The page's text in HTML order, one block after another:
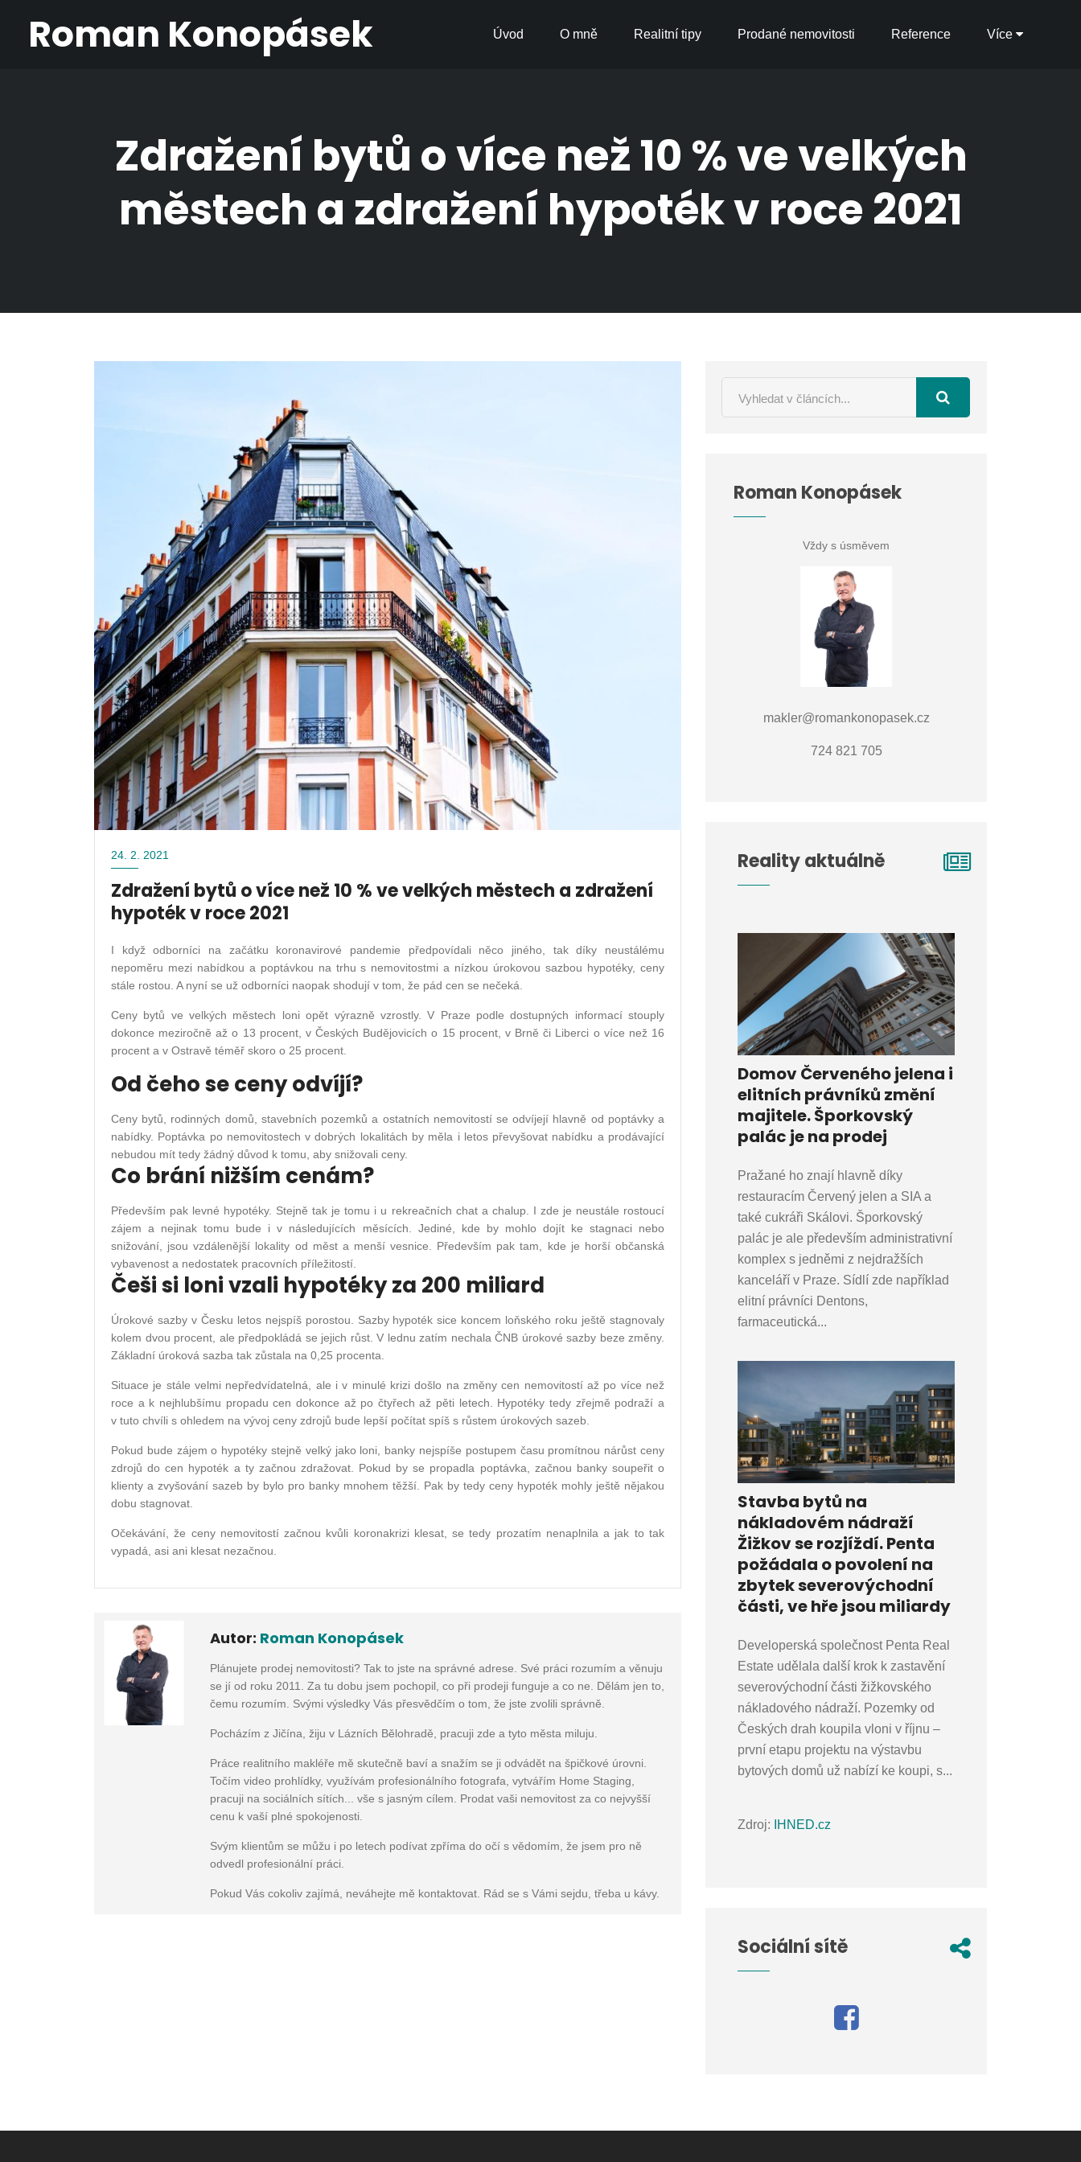
Roman Konopásek Úvod O mně Realitní tipy Prodané nemovitosti Reference Více
Zdražení bytů o více než 10 % ve velkých
městech a zdražení hypoték v roce 2021
24. 2. 2021
Zdražení bytů o více než 10 % ve velkých městech a zdražení
hypoték v roce 2021
I když odborníci na začátku koronavirové pandemie předpovídali něco jiného, tak díky neustálému
nepoměru mezi nabídkou a poptávkou na trhu s nemovitostmi a nízkou úrokovou sazbou hypotéky, ceny
stále rostou. A nyní se už odborníci naopak shodují v tom, že pád cen se nečeká.
Ceny bytů ve velkých městech loni opět výrazně vzrostly. V Praze podle dostupných informací stouply
dokonce meziročně až o 13 procent, v Českých Budějovicích o 15 procent, v Brně či Liberci o více než 16
procent a v Ostravě téměř skoro o 25 procent.
Od čeho se ceny odvíjí?
Ceny bytů, rodinných domů, stavebních pozemků a ostatních nemovitostí se odvíjejí hlavně od poptávky a
nabídky. Poptávka po nemovitostech v dobrých lokalitách by měla i letos převyšovat nabídku a prodávající
nebudou mít tedy žádný důvod k tomu, aby snižovali ceny.
Co brání nižším cenám?
Především pak levné hypotéky. Stejně tak je tomu i u rekreačních chat a chalup. I zde je neustále rostoucí
zájem a nejinak tomu bude i v následujících měsících. Jediné, kde by mohlo dojít ke stagnaci nebo
snižování, jsou vzdálenější lokality od měst a menší vesnice. Především pak tam, kde je horší občanská
vybavenost a nedostatek pracovních příležitostí.
Češi si loni vzali hypotéky za 200 miliard
Úrokové sazby v Česku letos nejspíš porostou. Sazby hypoték sice koncem loňského roku ještě stagnovaly
kolem dvou procent, ale předpokládá se jejich růst. V lednu zatím nechala ČNB úrokové sazby beze změny.
Základní úroková sazba tak zůstala na 0,25 procenta.
Situace je stále velmi nepředvídatelná, ale i v minulé krizi došlo na změny cen nemovitostí až po více než
roce a k nejhlubšímu propadu cen dokonce až po čtyřech až pěti letech. Hypotéky tedy zřejmě podraží a
v tuto chvíli s ohledem na vývoj ceny zdrojů bude lepší počítat spíš s růstem úrokových sazeb.
Pokud bude zájem o hypotéky stejně velký jako loni, banky nejspíše postupem času promítnou nárůst ceny
zdrojů do cen hypoték a ty začnou zdražovat. Pokud by se propadla poptávka, začnou banky soupeřit o
klienty a zvyšování sazeb by bylo pro banky mnohem těžší. Pak by tedy ceny hypoték mohly ještě nějakou
dobu stagnovat.
Očekávání, že ceny nemovitostí začnou kvůli koronakrizi klesat, se tedy prozatím nenaplnila a jak to tak
vypadá, asi ani klesat nezačnou.
Autor: Roman Konopásek
Plánujete prodej nemovitosti? Tak to jste na správné adrese. Své práci rozumím a věnuju
se jí od roku 2011. Za tu dobu jsem pochopil, co při prodeji funguje a co ne. Dělám jen to,
čemu rozumím. Svými výsledky Vás přesvědčím o tom, že jste zvolili správně.
Pocházím z Jičína, žiju v Lázních Bělohradě, pracuji zde a tyto města miluju.
Práce realitního makléře mě skutečně baví a snažím se ji odvádět na špičkové úrovni.
Točím video prohlídky, využívám profesionálního fotografa, vytvářím Home Staging,
pracuji na sociálních sítích... vše s jasným cílem. Prodat vaši nemovitost za co nejvyšší
cenu k vaší plné spokojenosti.
Svým klientům se můžu i po letech podívat zpříma do očí s vědomím, že jsem pro ně
odvedl profesionální práci.
Pokud Vás cokoliv zajímá, neváhejte mě kontaktovat. Rád se s Vámi sejdu, třeba u kávy.
Roman Konopásek
Vždy s úsměvem
makler@romankonopasek.cz
724 821 705
Reality aktuálně
Domov Červeného jelena i
elitních právníků změní
majitele. Šporkovský
palác je na prodej
Pražané ho znají hlavně díky
restauracím Červený jelen a SIA a
také cukráři Skálovi. Šporkovský
palác je ale především administrativní
komplex s jedněmi z nejdražších
kanceláří v Praze. Sídlí zde například
elitní právníci Dentons,
farmaceutická...
Stavba bytů na
nákladovém nádraží
Žižkov se rozjíždí. Penta
požádala o povolení na
zbytek severovýchodní
části, ve hře jsou miliardy
Developerská společnost Penta Real
Estate udělala další krok k zastavění
severovýchodní části žižkovského
nákladového nádraží. Pozemky od
Českých drah koupila vloni v říjnu –
první etapu projektu na výstavbu
bytových domů už nabízí ke koupi, s...
Zdroj: IHNED.cz
Sociální sítě